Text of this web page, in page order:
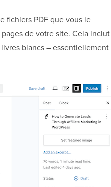
fichiers PDF que vous le
de votre site. Cela inclut
blancs – essentiellement